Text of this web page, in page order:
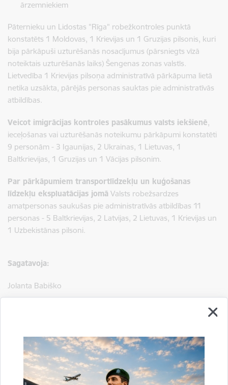
ārzemniekiem
Pāternieku un Lidostas "Rīga" robežkontroles punktā
konstatēts 1 Moldovas, 1 Krievijas un 1 Gruzijas pilsonis, kuri
bija pārkāpuši uzturēšanās nosacījumus (pārsniegts vīzā
noteiktais uzturēšanās laiks) Šengenas zonas valstīs.
Lietvedība 1 Krievijas pilsoņa administratīvā pārkāpuma lietā
netika uzsākta, pārējās personas sauktas pie administratīvās
atbildības.
Veicot imigrācijas kontroles pasākumus valsts iekšienē,
ieceļošanas vai uzturēšanās noteikumu pārkāpumi konstatēti
9 personām - 3 Igaunijas, 2 Ukrainas, 1 Lietuvas, 1
Baltkrievijas, 1 Gruzijas un 1 Vācijas pilsonim.
Par pārkāpumiem transportlīdzekļu un kuģošanas
līdzekļu ekspluatācijas jomā Valsts robežsardzes
amatpersonas saukušas pie administratīvās atbildības 11
personas - 5 Baltkrievijas, 2 Latvijas, 2 Lietuvas, 1 Krievijas un
1 Uzbekistānas pilsoni.
Sagatavoja:
Jolanta Babiško
Valsts robežsardzes Galvenās pārvaldes Stratēģiskās attīstības
67075617, mob.20364206
e-pasts:jolanta.babisko@rs.gov.lv